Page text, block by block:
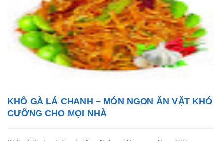
KHÔ GÀ LÁ CHANH – MÓN NGON ĂN VẶT KHÓ
CƯỠNG CHO MỌI NHÀ